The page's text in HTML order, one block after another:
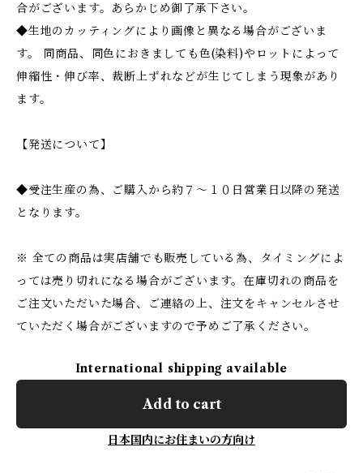
合がございます。あらかじめ御了承下さい。
◆生地のカッティングにより画像と異なる場合がございま
す。 同商品、同色におきましても色(染料)やロットによって
伸縮性・伸び率、裁断上ずれなどが生じてしまう現象があり
ます。
【発送について】
◆受注生産の為、ご購入から約７〜１０日営業日以降の発送
となります。
※ 全ての商品は実店舗でも販売している為、タイミングによ
っては売り切れになる場合がございます。在庫切れの商品を
ご注文いただいた場合、ご連絡の上、注文をキャンセルさせ
ていただく場合がございますので予めご了承ください。
International shipping available
Add to cart
日本国内にお住まいの方向け